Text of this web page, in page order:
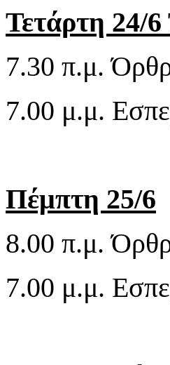
Τετάρτη 24/
7.30 π.μ.
7.00 μ.μ.
Πέμπτη 25/6
8.00 π.μ.
7.00 μ.μ.